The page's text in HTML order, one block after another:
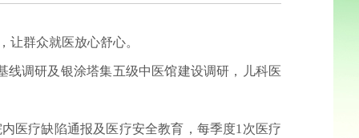
让群众就医放心舒心。
调研及银涂塔集五级中医馆建设调研，儿科医
医疗缺陷通报及医疗安全教育，每季度1次医疗